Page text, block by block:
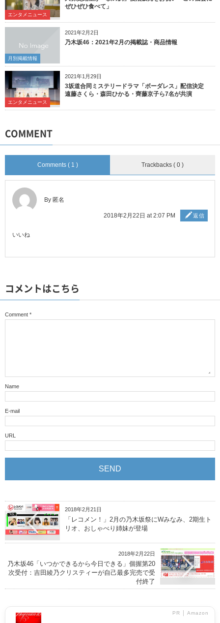
エンタメニュース
ぜひぜひ食べて」
2021年2月2日
月別掲載情報
乃木坂46：2021年2月の掲載誌・商品情報
2021年1月29日
エンタメニュース
3坂道合同ミステリードラマ「ボーダレス」配信決定
遠藤さくら・森田ひかる・齊藤京子ら7名が共演
COMMENT
Comments ( 1 ) Trackbacks ( 0 )
By 匿名
2018年2月22日 at 2:07 PM 返信
いいね
コメントはこちら
Comment *
Name
E-mail
URL
2018年2月21日
「レコメン！」2月の乃木坂祭にWみなみ、2期生ト
リオ、おしゃべり姉妹が登場
2018年2月22日
乃木坂46「いつかできるから今日できる」個握第20
次受付：吉田綾乃クリスティーが自己最多完売で受
付終了
PR │ Amazon